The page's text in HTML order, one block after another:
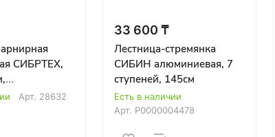
СИБРТЕХ,
высота
Арт. 28632
33 600 ₸
Лестница-стремянка
СИБИН алюминиевая, 7
ступеней, 145см
Есть в наличии
Арт. Р0000004478